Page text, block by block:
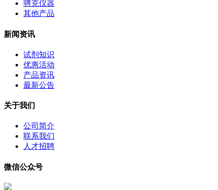
骋克仪器
其他产品
新闻资讯
试剂知识
优惠活动
产品资讯
最新公告
关于我们
公司简介
联系我们
人才招聘
微信公众号